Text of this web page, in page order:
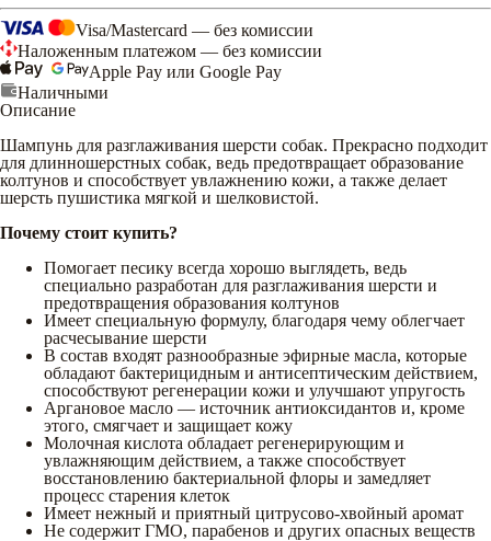
Visa/Mastercard — без комиссии
Наложенным платежом — без комиссии
Apple Pay или Google Pay
Наличными
Описание
Шампунь для разглаживания шерсти собак. Прекрасно подходит
для длинношерстных собак, ведь предотвращает образование
колтунов и способствует увлажнению кожи, а также делает
шерсть пушистика мягкой и шелковистой.
Почему стоит купить?
Помогает песику всегда хорошо выглядеть, ведь
специально разработан для разглаживания шерсти и
предотвращения образования колтунов
Имеет специальную формулу, благодаря чему облегчает
расчесывание шерсти
В состав входят разнообразные эфирные масла, которые
обладают бактерицидным и антисептическим действием,
способствуют регенерации кожи и улучшают упругость
Аргановое масло — источник антиоксидантов и, кроме
этого, смягчает и защищает кожу
Молочная кислота обладает регенерирующим и
увлажняющим действием, а также способствует
восстановлению бактериальной флоры и замедляет
процесс старения клеток
Имеет нежный и приятный цитрусово-хвойный аромат
Не содержит ГМО, парабенов и других опасных веществ